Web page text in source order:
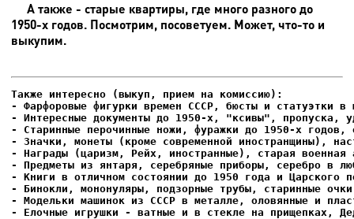
А также - старые квартиры, где много разного до
1950-х годов. Посмотрим, посоветуем. Может, что-то и
выкупим.
- Фарфоровые фигурки времен СССР, бюсты и статуэтки в
- Интересные документы до 1950-х, "ксивы", пропуска,
- Елочные игрушки - ватные и в стекле на прищепках,